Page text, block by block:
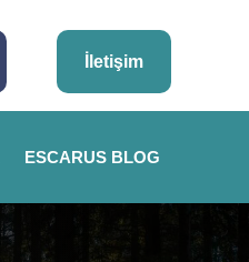
İletişim
ESCARUS BLOG